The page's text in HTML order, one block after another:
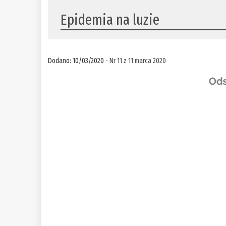
Epidemia na luzie
Dodano: 10/03/2020 -Nr 11 z 11 marca 2020